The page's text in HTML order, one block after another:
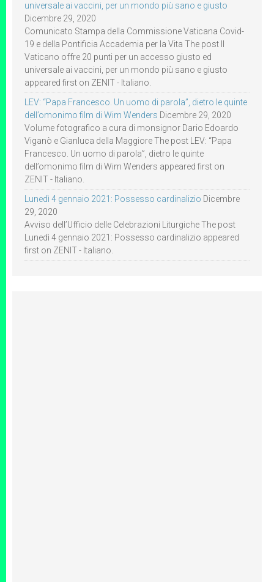
universale ai vaccini, per un mondo più sano e giusto
Dicembre 29, 2020
Comunicato Stampa della Commissione Vaticana Covid-
19 e della Pontificia Accademia per la Vita The post Il
Vaticano offre 20 punti per un accesso giusto ed
universale ai vaccini, per un mondo più sano e giusto
appeared first on ZENIT - Italiano.
LEV: “Papa Francesco. Un uomo di parola”, dietro le quinte
dell’omonimo film di Wim Wenders Dicembre 29, 2020
Volume fotografico a cura di monsignor Dario Edoardo
Viganò e Gianluca della Maggiore The post LEV: “Papa
Francesco. Un uomo di parola”, dietro le quinte
dell’omonimo film di Wim Wenders appeared first on
ZENIT - Italiano.
Lunedì 4 gennaio 2021: Possesso cardinalizio Dicembre
29, 2020
Avviso dell’Ufficio delle Celebrazioni Liturgiche The post
Lunedì 4 gennaio 2021: Possesso cardinalizio appeared
first on ZENIT - Italiano.